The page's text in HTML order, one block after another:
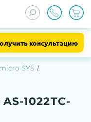
консультацию
SYS
1022TC-